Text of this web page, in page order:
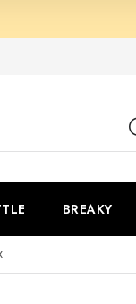
BREAKY